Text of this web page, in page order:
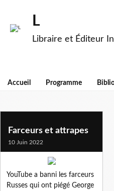
L
Libraire et Éditeur
Accueil Programme
lexus
Farceurs et attrapes
10 Juin 2022
YouTube a banni les farceurs
Russes qui ont piégé George